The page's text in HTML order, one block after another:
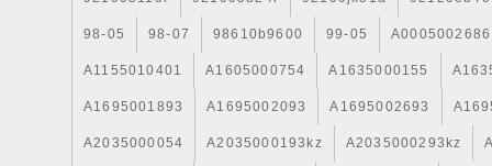
98-05 98-07 98610b9600 99-05 A0005002686
A1155010401 A1605000754 A1635000155
A1695001893 A1695002093 A1695002693
A2035000054 A2035000193kz A2035000293kz
aggiunta di 5,00 euro. Dopo il 5° giorno
sarà rimesso in vendita, dopo il 7°
procedura per CONTROVERSIA. Si
fare offerte solo se realmente interessati
verificato le caratteristiche dell’oggetto e
momento dell’offerta i termini di